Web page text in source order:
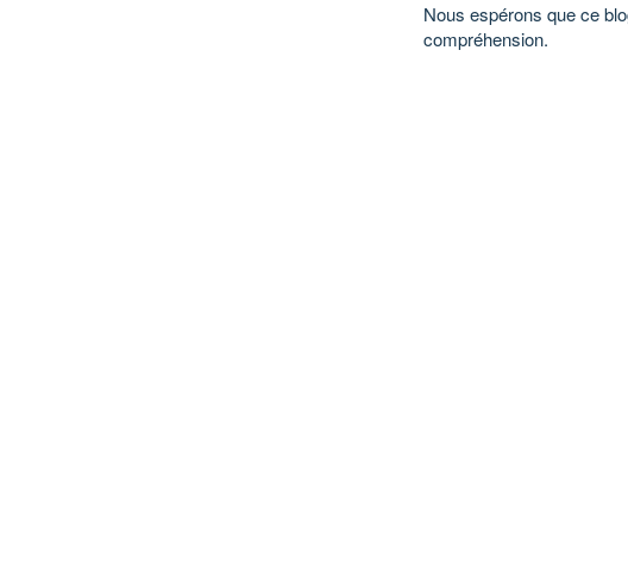
Nous espérons que ce
compréhension.